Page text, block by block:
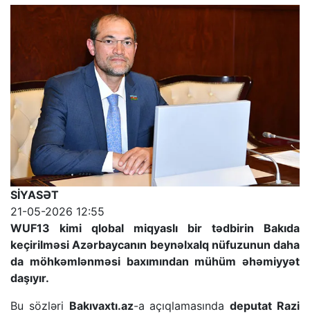
SİYASƏT
21-05-2026 12:55
WUF13 kimi qlobal miqyaslı bir tədbirin Bakıda
keçirilməsi Azərbaycanın beynəlxalq nüfuzunun daha
da möhkəmlənməsi baxımından mühüm əhəmiyyət
daşıyır.
Bu sözləri Bakıvaxtı.az-a açıqlamasındadeputat Razi